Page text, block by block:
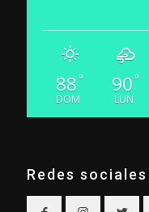
88 °
DOM
90 °
LUN
Redes sociales